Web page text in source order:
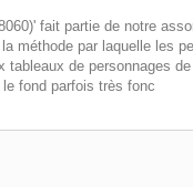
fait partie de notre
méthode par laquelle les
tableaux de personnages
fond parfois très fonc